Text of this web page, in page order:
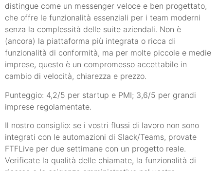
distingue come un messenger veloce e ben progettato,
che offre le funzionalità essenziali per i team moderni
senza la complessità delle suite aziendali. Non è
(ancora) la piattaforma più integrata o ricca di
funzionalità di conformità, ma per molte piccole e medie
imprese, questo è un compromesso accettabile in
cambio di velocità, chiarezza e prezzo.
Punteggio: 4,2/5 per startup e PMI; 3,6/5 per grandi
imprese regolamentate.
Il nostro consiglio: se i vostri flussi di lavoro non sono
integrati con le automazioni di Slack/Teams, provate
FTFLive per due settimane con un progetto reale.
Verificate la qualità delle chiamate, la funzionalità di